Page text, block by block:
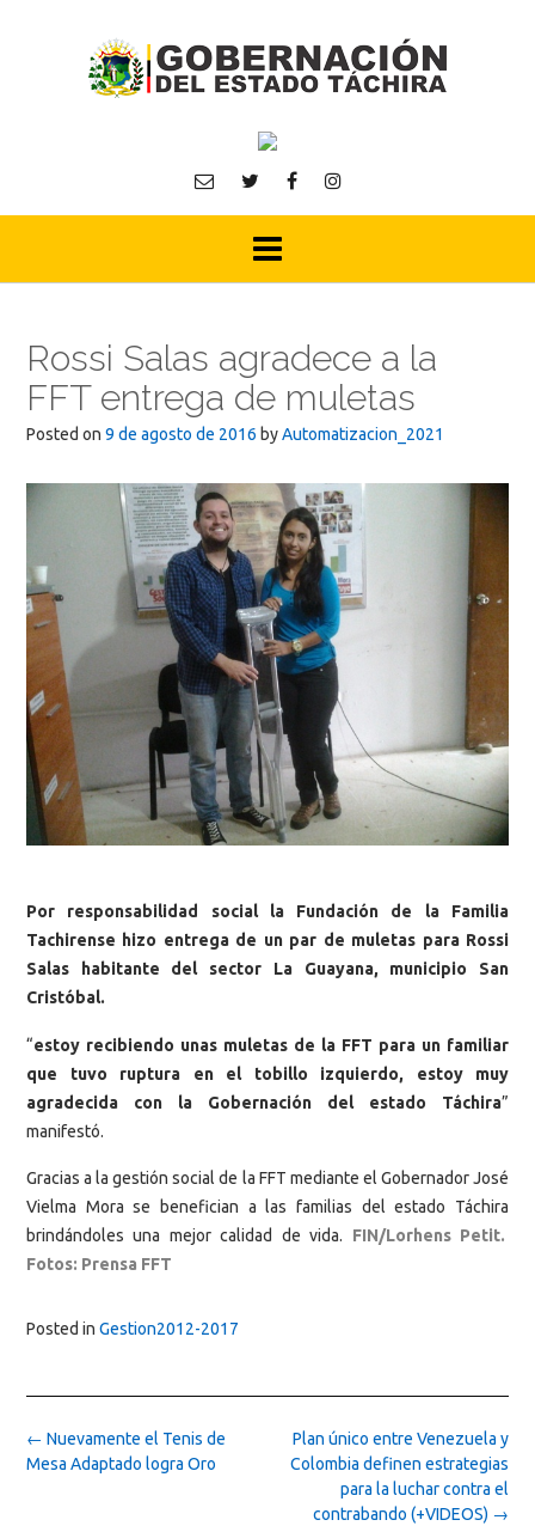
Rossi Salas agradece a la
FFT entrega de muletas
Posted on 9 de agosto de 2016 byAutomatizacion_2021
Por responsabilidad social la Fundación de la Familia
Tachirense hizo entrega de un par de muletas para Rossi
Salas habitante del sector La Guayana, municipio San
Cristóbal.
“estoy recibiendo unas muletas de la FFT para un familiar
que tuvo ruptura en el tobillo izquierdo, estoy muy
agradecida con la Gobernación del estado Táchira”
manifestó.
Gracias a la gestión social de la FFT mediante el Gobernador José
Vielma Mora se benefician a las familias del estado Táchira
brindándoles una mejor calidad de vida. FIN/Lorhens Petit.
Fotos: Prensa FFT
Posted in Gestion2012-2017
Post
navigation
Plan único entre Venezuela y
Colombia definen estrategias
para la luchar contra el
contrabando (+VIDEOS) →
← Nuevamente el Tenis de
Mesa Adaptado logra Oro